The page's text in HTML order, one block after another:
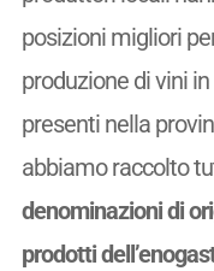
posizioni migliori
produzione di vini
presenti nella
abbiamo raccolto
denominazioni di
prodotti